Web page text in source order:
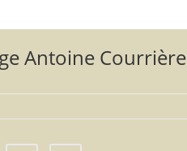
Antoine Courrière